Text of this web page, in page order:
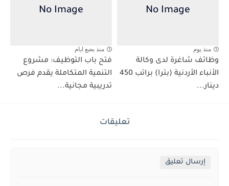
منذ يوم
وظائف شاغرة لدى وكالة
الأنباء الأردنية (بترا) براتب 450
دينار...
منذ بضع ايام
فتح باب التوظيف: مشروع
التنمية المتكاملة يقدم فرص
تدريبية مجانية...
تعليقات
إرسال تعليق